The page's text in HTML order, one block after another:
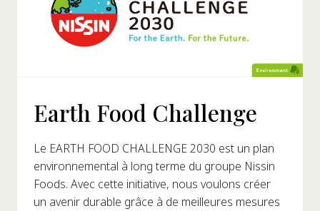
Earth Food Challenge
Le EARTH FOOD CHALLENGE 2030 est un plan
environnemental à long terme du groupe Nissin
Foods. Avec cette initiative, nous voulons créer
un avenir durable grâce à de meilleures mesures